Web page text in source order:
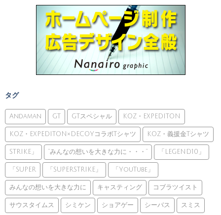
タグ
Andaman GT GTスペシャル KOZ・EXPEDITON
KOZ・EXPEDITON×DECOYコラボTシャツ KOZ・義援金Tシャツ
STRIKE」 ”みんなの想いを大きな力に・・・” 「LEGEND10」
「SUPER 「SUPERSTRIKE」 「YouTube」
みんなの想いを大きな力に キャスティング コブラツイスト
サウスタイムス シミケン ショアゲー シーバス スミス